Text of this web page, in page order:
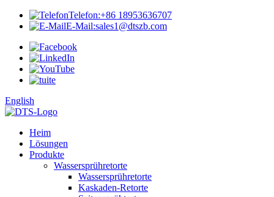
Telefon:+86 18953636707
E-Mail:sales1@dtszb.com
English
Heim
Lösungen
Produkte
Wassersprühretorte
Wassersprühretorte
Kaskaden-Retorte